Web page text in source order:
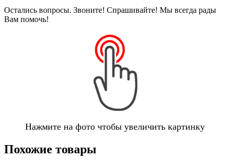
Остались вопросы. Звоните! Спрашивайте! Мы всегда рады
Вам помочь!
Нажмите на фото чтобы увеличить картинку
Похожие товары